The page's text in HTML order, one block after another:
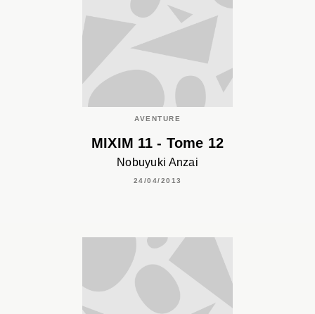
AVENTURE
MIXIM 11 - Tome 12
Nobuyuki Anzai
24/04/2013